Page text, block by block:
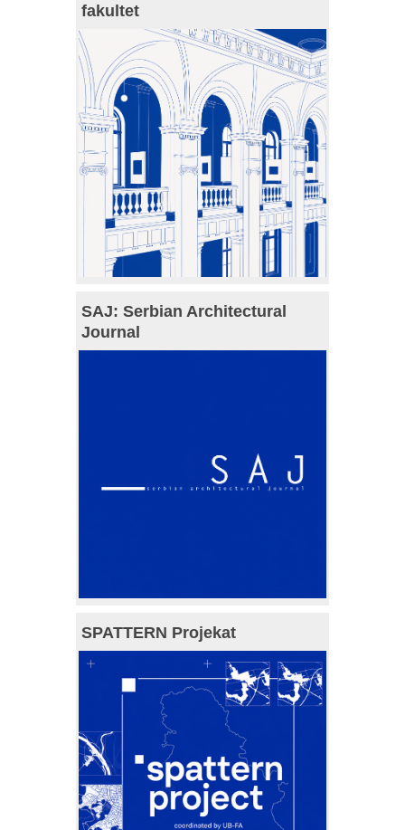
fakultet
SAJ: Serbian Architectural
Journal
SPATTERN Projekat